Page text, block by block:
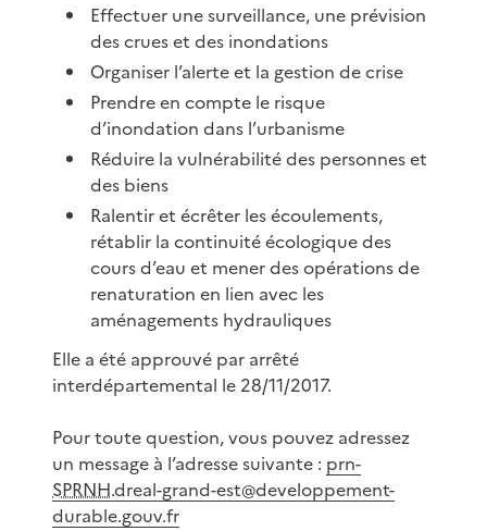
Effectuer une surveillance, une prévision
des crues et des inondations
Organiser l’alerte et la gestion de crise
Prendre en compte le risque
d’inondation dans l’urbanisme
Réduire la vulnérabilité des personnes et
des biens
Ralentir et écrêter les écoulements,
rétablir la continuité écologique des
cours d’eau et mener des opérations de
renaturation en lien avec les
aménagements hydrauliques
Elle a été approuvé par arrêté
interdépartemental le 28/11/2017.
Pour toute question, vous pouvez adressez
un message à l’adresse suivante : prn-
SPRNH.dreal-grand-est@developpement-
durable.gouv.fr